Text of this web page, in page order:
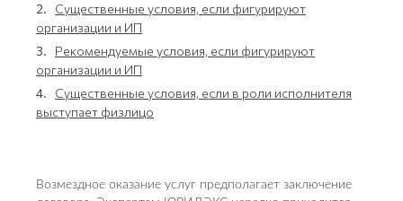
2.
Существенные условия, если фигурируют
организации и ИП
3.
Рекомендуемые условия, если фигурируют
организации и ИП
4.
Существенные условия, если в роли исполнителя
выступает физлицо
Возмездное оказание услуг предполагает заключение